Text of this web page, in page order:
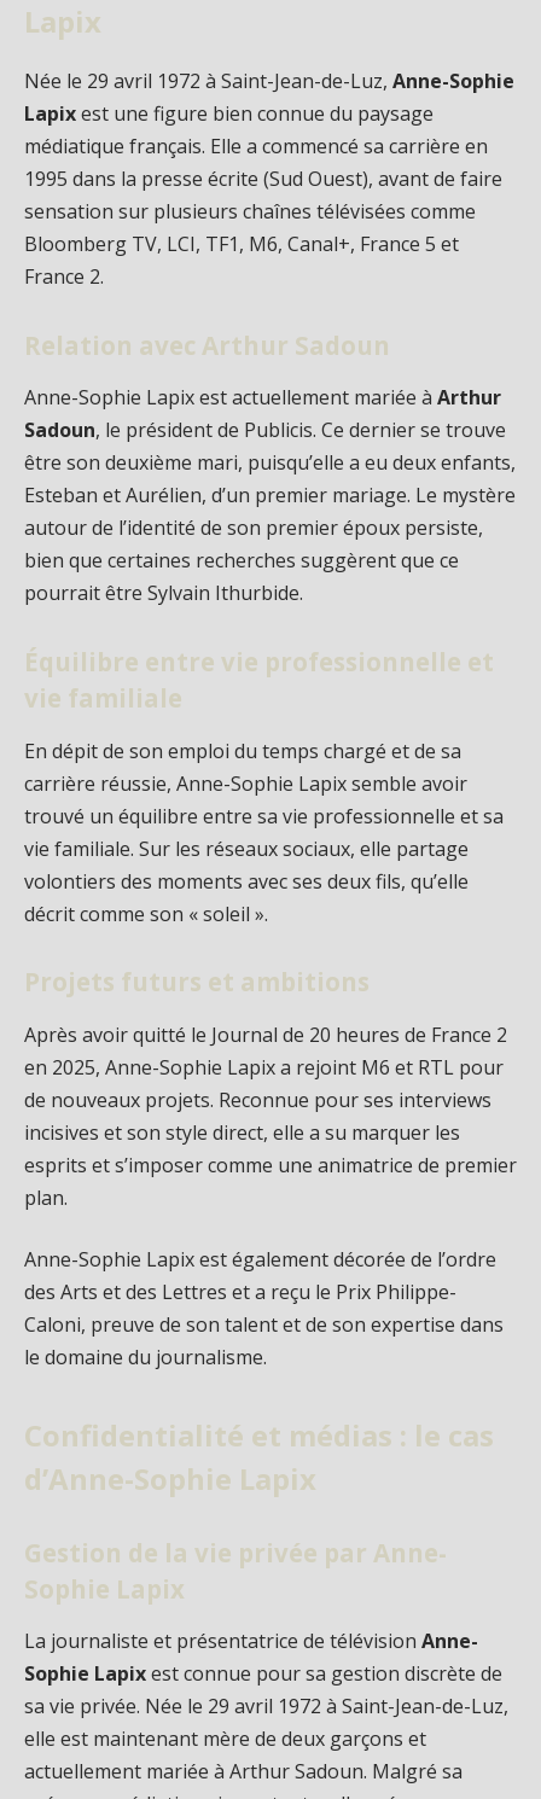
Lapix
Née le 29 avril 1972 à Saint-Jean-de-Luz, Anne-Sophie
Lapixest une figure bien connue du paysage
médiatique français. Elle a commencé sa carrière en
1995 dans la presse écrite (Sud Ouest), avant de faire
sensation sur plusieurs chaînes télévisées comme
Bloomberg TV, LCI, TF1, M6, Canal+, France 5 et
France 2.
Relation avec Arthur Sadoun
Anne-Sophie Lapix est actuellement mariée à Arthur
Sadoun, le président de Publicis. Ce dernier se trouve
être son deuxième mari, puisqu’elle a eu deux enfants,
Esteban et Aurélien, d’un premier mariage. Le mystère
autour de l’identité de son premier époux persiste,
bien que certaines recherches suggèrent que ce
pourrait être Sylvain Ithurbide.
Équilibre entre vie professionnelle et
vie familiale
En dépit de son emploi du temps chargé et de sa
carrière réussie, Anne-Sophie Lapix semble avoir
trouvé un équilibre entre sa vie professionnelle et sa
vie familiale. Sur les réseaux sociaux, elle partage
volontiers des moments avec ses deux fils, qu’elle
décrit comme son « soleil ».
Projets futurs et ambitions
Après avoir quitté le Journal de 20 heures de France 2
en 2025, Anne-Sophie Lapix a rejoint M6 et RTL pour
de nouveaux projets. Reconnue pour ses interviews
incisives et son style direct, elle a su marquer les
esprits et s’imposer comme une animatrice de premier
plan.
Anne-Sophie Lapix est également décorée de l’ordre
des Arts et des Lettres et a reçu le Prix Philippe-
Caloni, preuve de son talent et de son expertise dans
le domaine du journalisme.
Confidentialité et médias : le cas
d’Anne-Sophie Lapix
Gestion de la vie privée par Anne-
Sophie Lapix
La journaliste et présentatrice de télévision Anne-
Sophie Lapixest connue pour sa gestion discrète de
sa vie privée. Née le 29 avril 1972 à Saint-Jean-de-Luz,
elle est maintenant mère de deux garçons et
actuellement mariée à Arthur Sadoun. Malgré sa